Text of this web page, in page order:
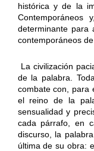
histórica y de la
determinante para
contemporáneos
La civilización
de la palabra.
combate con, para
el reino de la
sensualidad y
cada párrafo, en
discurso, la
última de su obra: